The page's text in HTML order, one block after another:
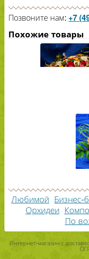
Позвоните нам: +7
Похожие товары
Любимой Бизнес-
Орхидеи
По
Интернет-магазин с